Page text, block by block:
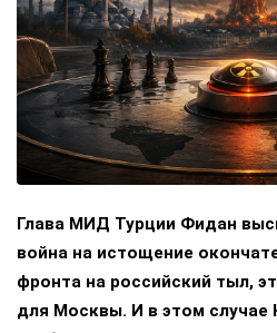
Глава МИД Турции Фидан
война на истощение
фронта на российский тыл,
для Москвы. И в этом случае